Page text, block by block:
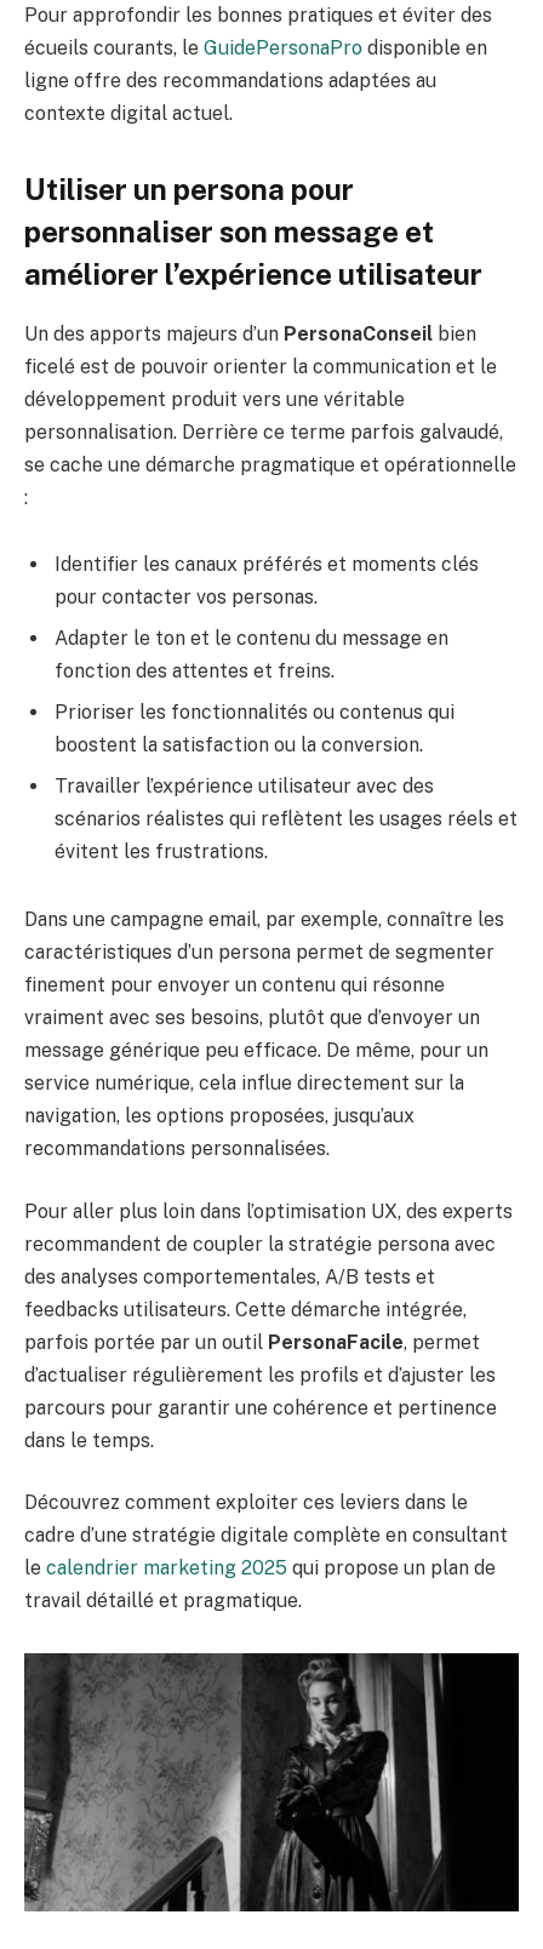
Pour approfondir les bonnes pratiques et éviter des
écueils courants, le GuidePersonaPro disponible en
ligne offre des recommandations adaptées au
contexte digital actuel.
Utiliser un persona pour
personnaliser son message et
améliorer l’expérience utilisateur
Un des apports majeurs d’un PersonaConseil bien
ficelé est de pouvoir orienter la communication et le
développement produit vers une véritable
personnalisation. Derrière ce terme parfois galvaudé,
se cache une démarche pragmatique et opérationnelle
:
Identifier les canaux préférés et moments clés
pour contacter vos personas.
Adapter le ton et le contenu du message en
fonction des attentes et freins.
Prioriser les fonctionnalités ou contenus qui
boostent la satisfaction ou la conversion.
Travailler l’expérience utilisateur avec des
scénarios réalistes qui reflètent les usages réels et
évitent les frustrations.
Dans une campagne email, par exemple, connaître les
caractéristiques d’un persona permet de segmenter
finement pour envoyer un contenu qui résonne
vraiment avec ses besoins, plutôt que d’envoyer un
message générique peu efficace. De même, pour un
service numérique, cela influe directement sur la
navigation, les options proposées, jusqu’aux
recommandations personnalisées.
Pour aller plus loin dans l’optimisation UX, des experts
recommandent de coupler la stratégie persona avec
des analyses comportementales, A/B tests et
feedbacks utilisateurs. Cette démarche intégrée,
parfois portée par un outil PersonaFacile, permet
d’actualiser régulièrement les profils et d’ajuster les
parcours pour garantir une cohérence et pertinence
dans le temps.
Découvrez comment exploiter ces leviers dans le
cadre d’une stratégie digitale complète en consultant
le calendrier marketing 2025 qui propose un plan de
travail détaillé et pragmatique.